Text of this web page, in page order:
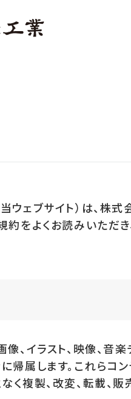
ウェブサイト）は、株
約をよくお読みいただ
、イラスト、映像、
帰属します。これらコ
く複製、改変、転載